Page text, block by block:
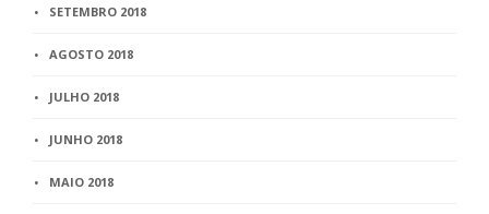
SETEMBRO 2018
AGOSTO 2018
JULHO 2018
JUNHO 2018
MAIO 2018